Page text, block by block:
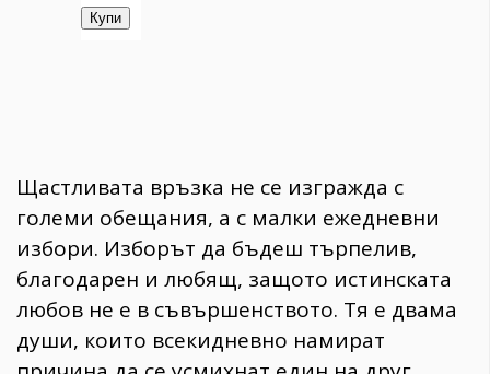
Щастливата връзка не се изгражда с
големи обещания, а с малки ежедневни
избори. Изборът да бъдеш търпелив,
благодарен и любящ, защото истинската
любов не е в съвършенството. Тя е двама
души, които всекидневно намират